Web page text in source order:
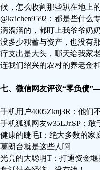
候，怎么收割那些趴在地上
@kaichen9592：都是些什
滴溜溜的，都盯上我爷爷奶
没多少积蓄与资产，也没有
疗支出是大头，哪天给我家
连我们绍兴的农村的养老金
七、微信网友评议“零负债
手机用户4005Zkuj3R：他们
手机狐狐网友w35LJnSP：
健康的睫毛I：绝大多数的家
葛朗台就是这些人啊
光亮的大聪明T：打通资金